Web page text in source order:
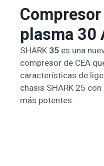
plasma 30
SHARK 35 es una
compresor de CEA
características de
chasis SHARK 25
más potentes.